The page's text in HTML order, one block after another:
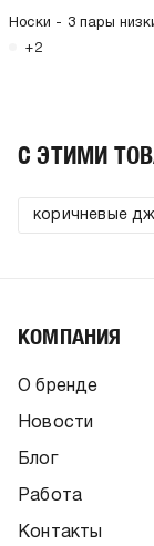
Носки - 3 пары
+2
C ЭТИМИ
коричневые
КОМПАНИЯ
О бренде
Новости
Блог
Работа
Контакты